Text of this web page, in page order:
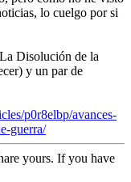
lo cuelgo por si
Disolución de la
y un par de
p0r8elbp/avances-
guerra/
yours. If you have